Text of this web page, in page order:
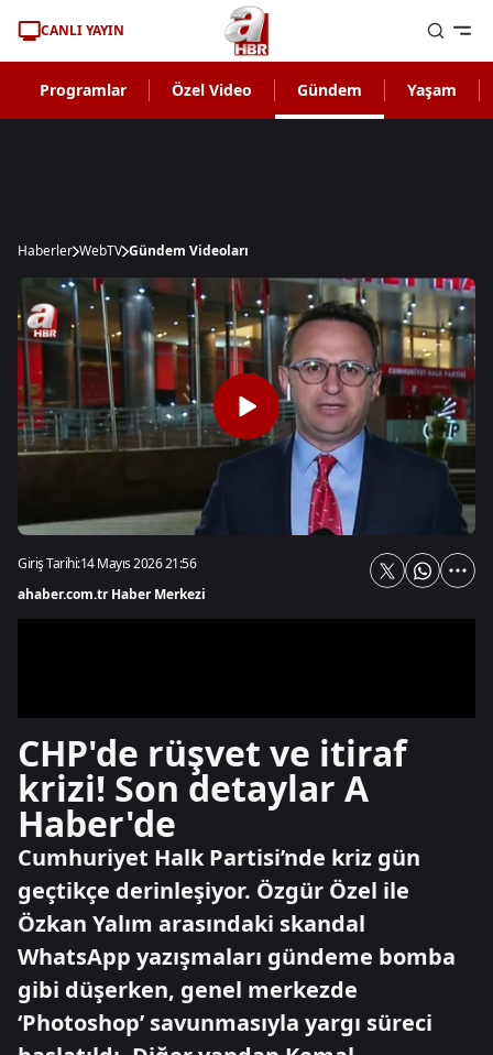
CANLI YAYIN
Programlar Özel Video Gündem Yaşam
Haberler WebTV Gündem Videoları
Giriş Tarihi:14 Mayıs 2026 21:56
ahaber.com.tr Haber Merkezi
CHP'de rüşvet ve itiraf
krizi! Son detaylar A
Haber'de
Cumhuriyet Halk Partisi’nde kriz gün
geçtikçe derinleşiyor. Özgür Özel ile
Özkan Yalım arasındaki skandal
WhatsApp yazışmaları gündeme bomba
gibi düşerken, genel merkezde
‘Photoshop’ savunmasıyla yargı süreci